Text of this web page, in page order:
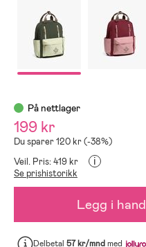
På nettlager
199 kr
Du sparer 120 kr (-38%)
Veil. Pris: 419 kr
i
Se prishistorikk
Legg i
Delbetal 57 kr/mndmed